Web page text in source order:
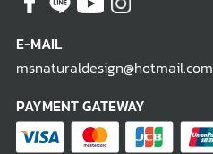
E-MAIL
msnaturaldesign@hotmail.com
PAYMENT GATEWAY